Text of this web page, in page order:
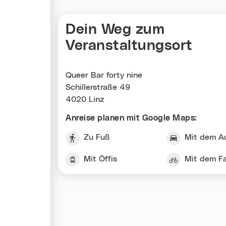
Dein Weg zum
Veranstaltungsort
Queer Bar forty nine
Schillerstraße 49
4020 Linz
Anreise planen mit Google Maps:
Zu Fuß Mit dem
Mit Öffis Mit dem